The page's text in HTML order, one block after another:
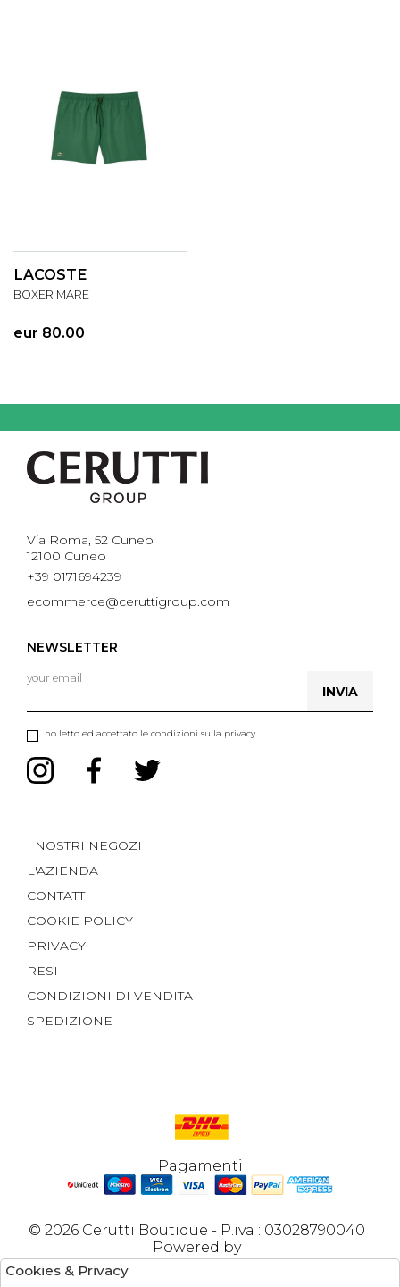
LACOSTE
BOXER MARE
eur 80.00
Via Roma, 52 Cuneo
12100 Cuneo
+39 0171694239
ecommerce@ceruttigroup.com
NEWSLETTER
ho letto ed accettato le condizioni sulla privacy.
INVIA
I NOSTRI NEGOZI
L'AZIENDA
CONTATTI
COOKIE POLICY
PRIVACY
RESI
CONDIZIONI DI VENDITA
SPEDIZIONE
© 2026 Cerutti Boutique - P.iva : 03028790040
Powered by
Pagamenti
Cookies & Privacy